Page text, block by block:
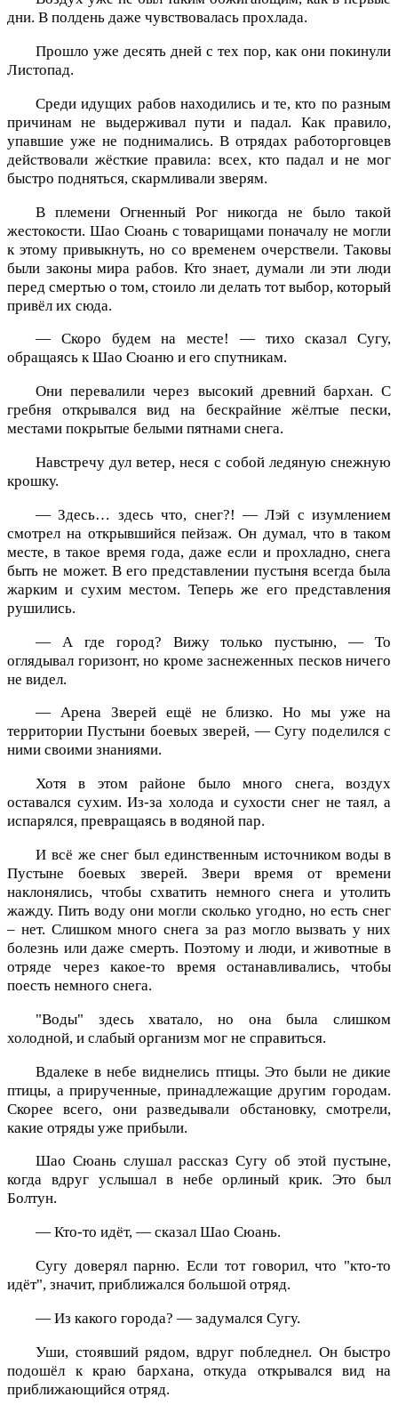
дни. В полдень даже чувствовалась прохлада.
Прошло уже десять дней с тех пор, как они покинули
Листопад.
Среди идущих рабов находились и те, кто по разным
причинам не выдерживал пути и падал. Как правило,
упавшие уже не поднимались. В отрядах работорговцев
действовали жёсткие правила: всех, кто падал и не мог
быстро подняться, скармливали зверям.
В племени Огненный Рог никогда не было такой
жестокости. Шао Сюань с товарищами поначалу не могли
к этому привыкнуть, но со временем очерствели. Таковы
были законы мира рабов. Кто знает, думали ли эти люди
перед смертью о том, стоило ли делать тот выбор, который
привёл их сюда.
— Скоро будем на месте! — тихо сказал Сугу,
обращаясь к Шао Сюаню и его спутникам.
Они перевалили через высокий древний бархан. С
гребня открывался вид на бескрайние жёлтые пески,
местами покрытые белыми пятнами снега.
Навстречу дул ветер, неся с собой ледяную снежную
крошку.
— Здесь… здесь что, снег?! — Лэй с изумлением
смотрел на открывшийся пейзаж. Он думал, что в таком
месте, в такое время года, даже если и прохладно, снега
быть не может. В его представлении пустыня всегда была
жарким и сухим местом. Теперь же его представления
рушились.
— А где город? Вижу только пустыню, — То
оглядывал горизонт, но кроме заснеженных песков ничего
не видел.
— Арена Зверей ещё не близко. Но мы уже на
территории Пустыни боевых зверей, — Сугу поделился с
ними своими знаниями.
Хотя в этом районе было много снега, воздух
оставался сухим. Из-за холода и сухости снег не таял, а
испарялся, превращаясь в водяной пар.
И всё же снег был единственным источником воды в
Пустыне боевых зверей. Звери время от времени
наклонялись, чтобы схватить немного снега и утолить
жажду. Пить воду они могли сколько угодно, но есть снег
– нет. Слишком много снега за раз могло вызвать у них
болезнь или даже смерть. Поэтому и люди, и животные в
отряде через какое-то время останавливались, чтобы
поесть немного снега.
"Воды" здесь хватало, но она была слишком
холодной, и слабый организм мог не справиться.
Вдалеке в небе виднелись птицы. Это были не дикие
птицы, а прирученные, принадлежащие другим городам.
Скорее всего, они разведывали обстановку, смотрели,
какие отряды уже прибыли.
Шао Сюань слушал рассказ Сугу об этой пустыне,
когда вдруг услышал в небе орлиный крик. Это был
Болтун.
— Кто-то идёт, — сказал Шао Сюань.
Сугу доверял парню. Если тот говорил, что "кто-то
идёт", значит, приближался большой отряд.
— Из какого города? — задумался Сугу.
Уши, стоявший рядом, вдруг побледнел. Он быстро
подошёл к краю бархана, откуда открывался вид на
приближающийся отряд.